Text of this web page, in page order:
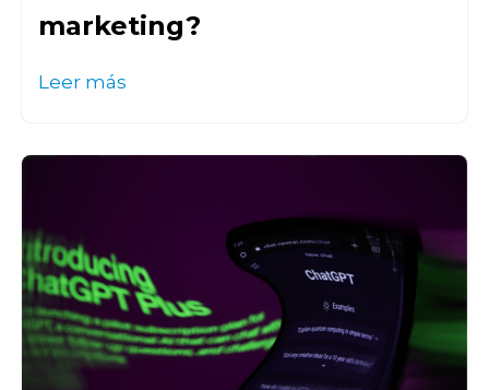
marketing?
Leer más